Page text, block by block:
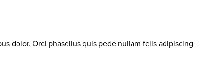
dolor. Orci phasellus quis pede nullam felis adipiscing